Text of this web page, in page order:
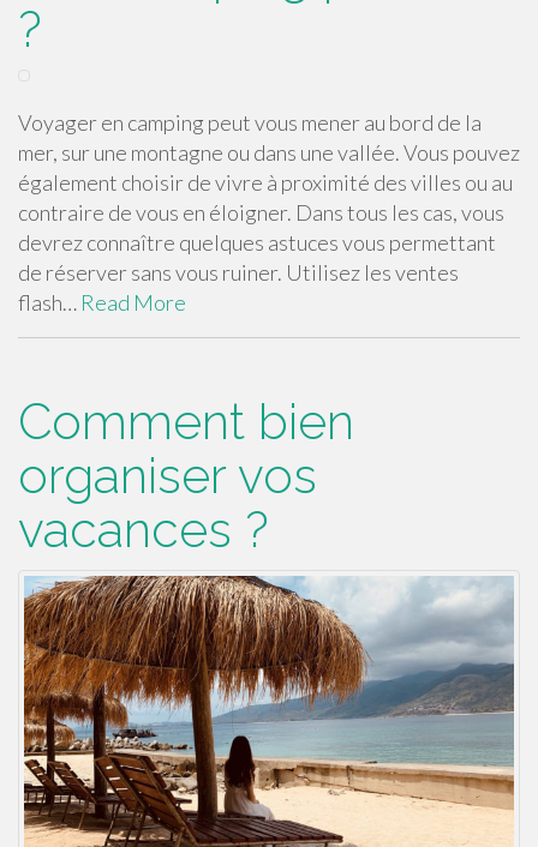
?
Voyager en camping peut vous mener au bord de la
mer, sur une montagne ou dans une vallée. Vous pouvez
également choisir de vivre à proximité des villes ou au
contraire de vous en éloigner. Dans tous les cas, vous
devrez connaître quelques astuces vous permettant
de réserver sans vous ruiner. Utilisez les ventes
flash… Read More
Comment bien
organiser vos
vacances ?